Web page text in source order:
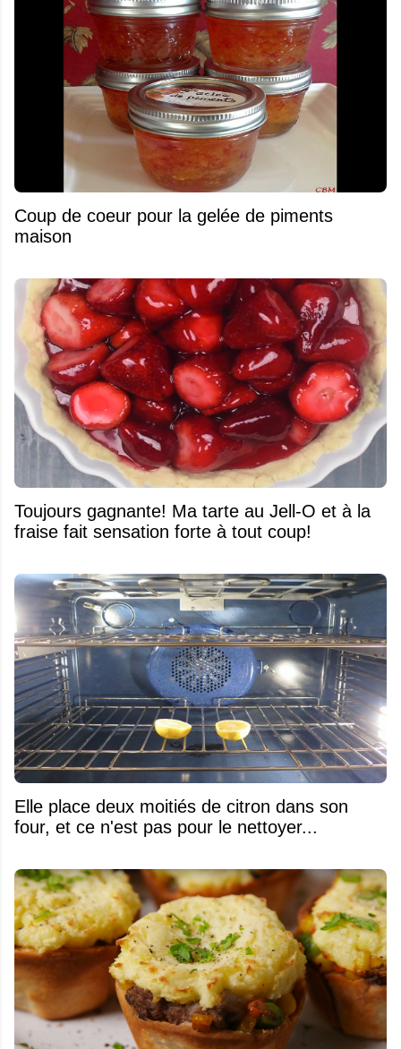
Coup de coeur pour la gelée de piments
maison
Toujours gagnante! Ma tarte au Jell-O et à la
fraise fait sensation forte à tout coup!
Elle place deux moitiés de citron dans son
four, et ce n'est pas pour le nettoyer...